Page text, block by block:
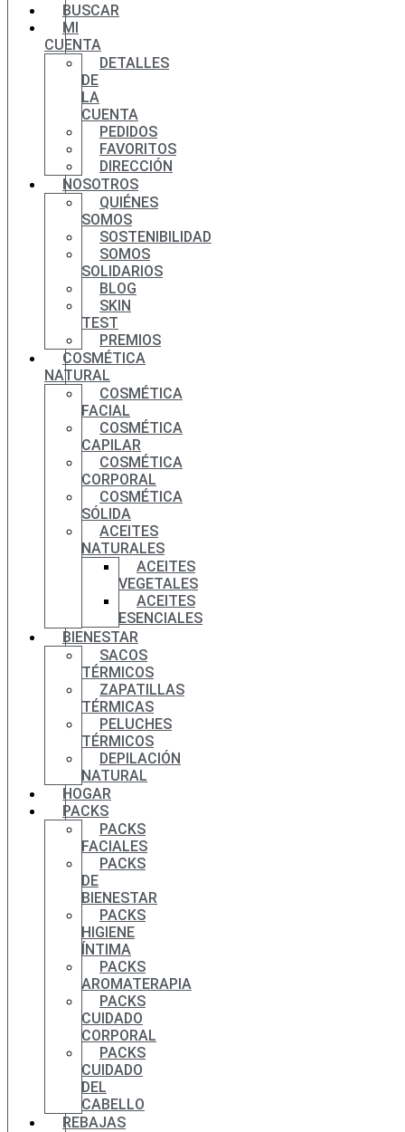
BUSCAR
MI
CUENTA
DETALLES
DE
LA
CUENTA
PEDIDOS
FAVORITOS
DIRECCIÓN
NOSOTROS
QUIÉNES
SOMOS
SOSTENIBILIDAD
SOMOS
SOLIDARIOS
BLOG
SKIN
TEST
PREMIOS
COSMÉTICA
NATURAL
COSMÉTICA
FACIAL
COSMÉTICA
CAPILAR
COSMÉTICA
CORPORAL
COSMÉTICA
SÓLIDA
ACEITES
NATURALES
ACEITES
VEGETALES
ACEITES
ESENCIALES
BIENESTAR
SACOS
TÉRMICOS
ZAPATILLAS
TÉRMICAS
PELUCHES
TÉRMICOS
DEPILACIÓN
NATURAL
HOGAR
PACKS
PACKS
FACIALES
PACKS
DE
BIENESTAR
PACKS
HIGIENE
ÍNTIMA
PACKS
AROMATERAPIA
PACKS
CUIDADO
CORPORAL
PACKS
CUIDADO
DEL
CABELLO
REBAJAS